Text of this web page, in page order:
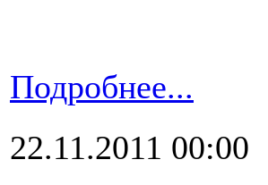
Подробнее...
22.11.2011 00:00